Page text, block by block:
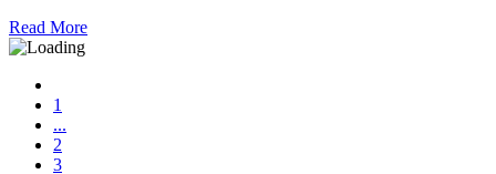
Read More
1
...
2
3